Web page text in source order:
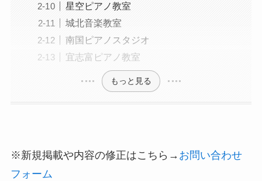
星空ピアノ教室
城北音楽教室
南国ピアノスタジオ
宜志富ピアノ教室
もっと見る
※新規掲載や内容の修正はこちら→ お問い合わせ
フォーム